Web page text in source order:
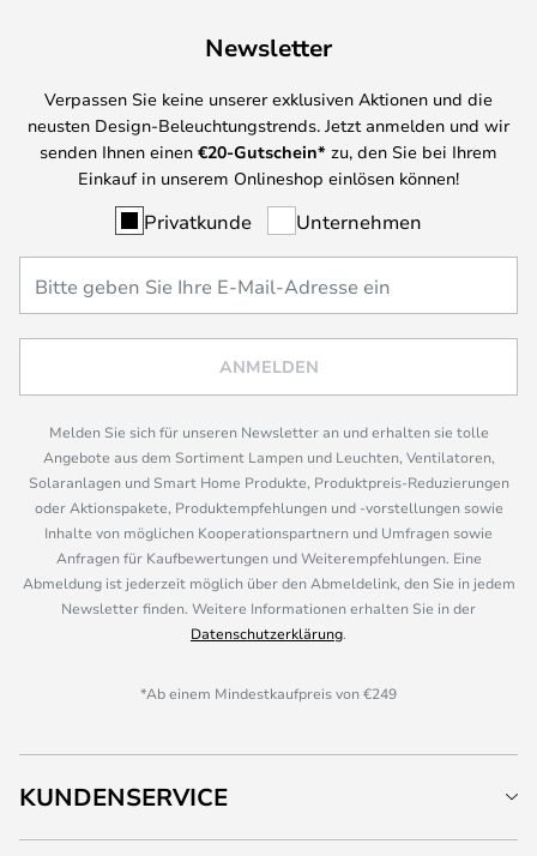
Newsletter
Verpassen Sie keine unserer exklusiven Aktionen und die
neusten Design-Beleuchtungstrends. Jetzt anmelden und wir
senden Ihnen einen €20-Gutschein* zu, den Sie bei Ihrem
Einkauf in unserem Onlineshop einlösen können!
Privatkunde Unternehmen
ANMELDEN
Melden Sie sich für unseren Newsletter an und erhalten sie tolle
Angebote aus dem Sortiment Lampen und Leuchten, Ventilatoren,
Solaranlagen und Smart Home Produkte, Produktpreis-Reduzierungen
oder Aktionspakete, Produktempfehlungen und -vorstellungen sowie
Inhalte von möglichen Kooperationspartnern und Umfragen sowie
Anfragen für Kaufbewertungen und Weiterempfehlungen. Eine
Abmeldung ist jederzeit möglich über den Abmeldelink, den Sie in jedem
Newsletter finden. Weitere Informationen erhalten Sie in der
Datenschutzerklärung.
*Ab einem Mindestkaufpreis von €249
KUNDENSERVICE